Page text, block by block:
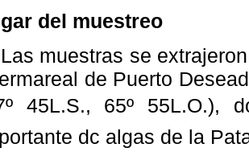
del muestreo
muestras se
de Puerto
45L.S., 65º
dc algas de la